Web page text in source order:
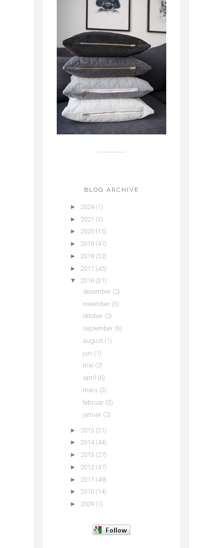
BLOG ARCHIVE
► 2024 (1)
► 2021 (3)
► 2020 (15)
► 2019 (47)
► 2018 (52)
► 2017 (45)
▼
2016 (31)
desember (2)
november (3)
oktober (2)
september (6)
august (1)
juni (1)
mai (2)
april (6)
mars (3)
februar (3)
januar (2)
► 2015 (31)
► 2014 (44)
► 2013 (27)
► 2012 (47)
► 2011 (49)
► 2010 (14)
► 2009 (1)